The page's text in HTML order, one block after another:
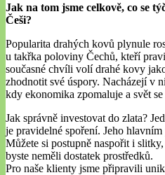
Jak na tom jsme celkově, co se
Češi?
Popularita drahých kovů plynule
u takřka poloviny Čechů, kteří
současné chvíli volí drahé kovy
zhodnotit své úspory. Nacházejí v
kdy ekonomika zpomaluje a svět
Jak správně investovat do zlata?
je pravidelné spoření. Jeho
Můžete si postupně naspořit i
byste neměli dostatek prostředků.
Pro naše klienty jsme připravili